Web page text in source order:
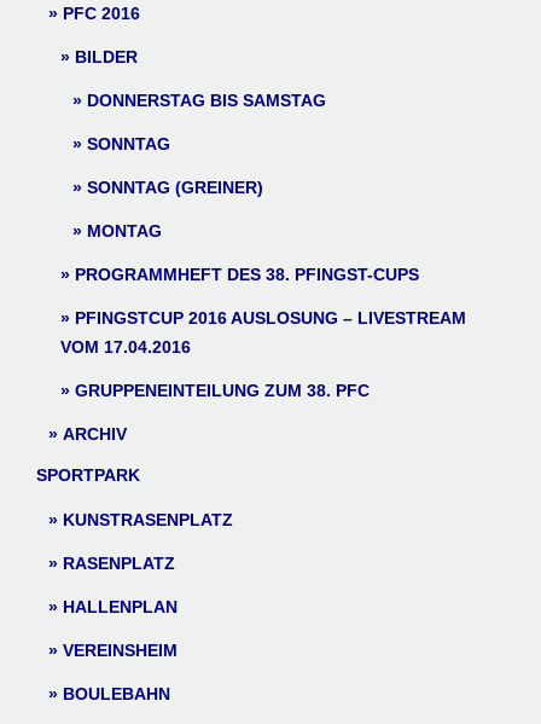
PFC 2016
BILDER
DONNERSTAG BIS SAMSTAG
SONNTAG
SONNTAG (GREINER)
MONTAG
PROGRAMMHEFT DES 38. PFINGST-CUPS
PFINGSTCUP 2016 AUSLOSUNG – LIVESTREAM
VOM 17.04.2016
GRUPPENEINTEILUNG ZUM 38. PFC
ARCHIV
SPORTPARK
KUNSTRASENPLATZ
RASENPLATZ
HALLENPLAN
VEREINSHEIM
BOULEBAHN